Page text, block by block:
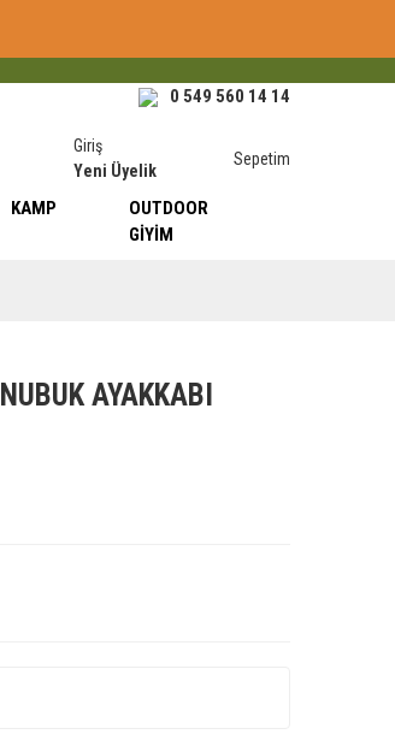
0 549 560 14 14
Giriş
Yeni Üyelik
Sepetim
KAMP
OUTDOOR
GIYIM
AYAKKABI